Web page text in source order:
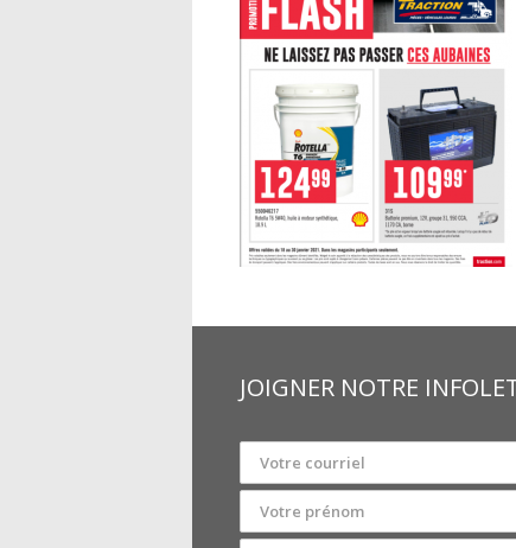
JOIGNER NOTRE